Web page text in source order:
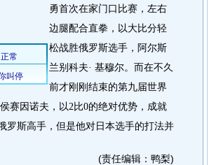
勇首次在家门口比赛，左右
边腿配合直拳，以大比分轻
松战胜俄罗斯选手，阿尔斯
兰别科夫· 基穆尔。而在不久
前才刚刚结束的第九届世界
侯赛因诺夫，以2比0的绝对优势，成就
罗斯高手，但是他对日本选手的打法并
(责任编辑：鸭梨)